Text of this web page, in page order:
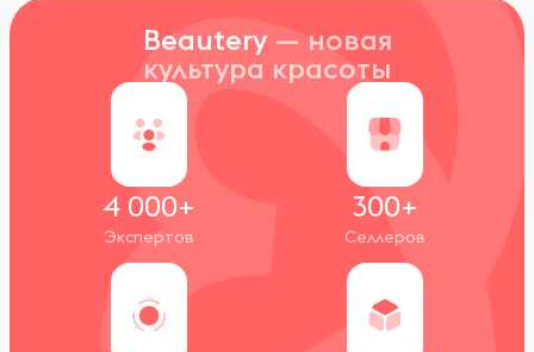
Beautery — новая
культура красоты
4 000+
Экспертов
300+
Селлеров